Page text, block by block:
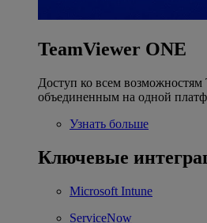
TeamViewer ONE
Доступ ко всем возможностям
объединенным на одной
Узнать больше
Ключевые
Microsoft Intune
ServiceNow